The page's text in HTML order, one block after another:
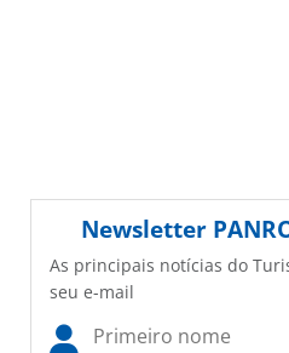
Newsletter
As principais notícias do
seu e-mail